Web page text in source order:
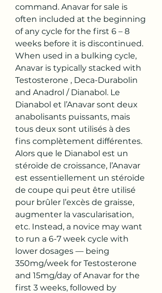
command. Anavar for sale is
often included at the beginning
of any cycle for the first 6 – 8
weeks before it is discontinued.
When used in a bulking cycle,
Anavar is typically stacked with
Testosterone , Deca-Durabolin
and Anadrol / Dianabol. Le
Dianabol et l’Anavar sont deux
anabolisants puissants, mais
tous deux sont utilisés à des
fins complètement différentes.
Alors que le Dianabol est un
stéroïde de croissance, l’Anavar
est essentiellement un stéroïde
de coupe qui peut être utilisé
pour brûler l’excès de graisse,
augmenter la vascularisation,
etc. Instead, a novice may want
to run a 6-7 week cycle with
lower dosages — being
350mg/week for Testosterone
and 15mg/day of Anavar for the
first 3 weeks, followed by